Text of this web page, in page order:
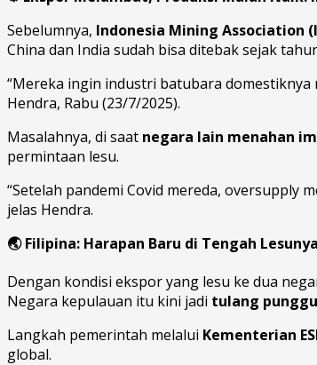
Sebelumnya, Indonesia Mining Association
China dan India sudah bisa ditebak sejak
“Mereka ingin industri batubara
Hendra, Rabu (23/7/2025).
Masalahnya, di saat negara lain menahan
permintaan lesu.
“Setelah pandemi Covid mereda, oversupply
jelas Hendra.
🌏Filipina: Harapan Baru di Tengah
Dengan kondisi ekspor yang lesu ke dua
Negara kepulauan itu kini jadi tulang
Langkah pemerintah melalui Kementerian
global.